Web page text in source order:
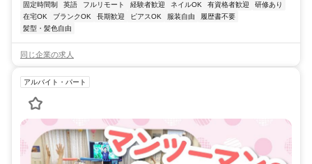
固定時間制
英語 フルリモート 経験者歓迎 ネイルOK 有資格者歓迎
研修あり
在宅OK
ブランクOK 長期歓迎 ピアスOK 服装自由
履歴書不要
髪型・髪色自由
同じ企業の求人
アルバイト・パート